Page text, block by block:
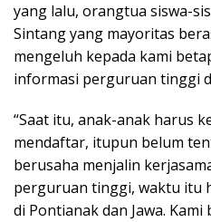
yang lalu, orangtua siswa-
Sintang yang mayoritas
mengeluh kepada kami
informasi perguruan tinggi
“Saat itu, anak-anak harus
mendaftar, itupun belum
berusaha menjalin
perguruan tinggi, waktu itu
di Pontianak dan Jawa.